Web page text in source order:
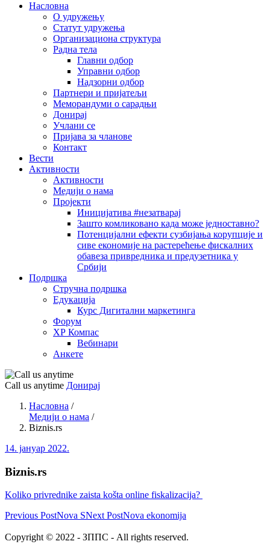
Насловна
О удружењу
Статут удружења
Организациона структура
Радна тела
Главни одбор
Управни одбор
Надзорни одбор
Партнери и пријатељи
Меморандуми о сарадњи
Донирај
Учлани се
Пријава за чланове
Контакт
Вести
Активности
Активности
Медији о нама
Пројекти
Иницијатива #незатварај
Зашто комликовано када може једноставно?
Потенцијални ефекти сузбијања корупције и
сиве економије на растерећење фискалних
обавеза привредника и предузетника у
Србији
Подршка
Стручна подршка
Едукација
Курс Дигитални маркетинга
Форум
ХР Компас
Вебинари
Анкете
Call us anytime Донирај
Насловна /
Медији о нама /
Biznis.rs
14. јануар 2022.
Biznis.rs
Koliko privrednike zaista košta online fiskalizacija?
Previous PostNova SNext PostNova ekonomija
Copyright © 2022 - ЗППС - All rights reserved.